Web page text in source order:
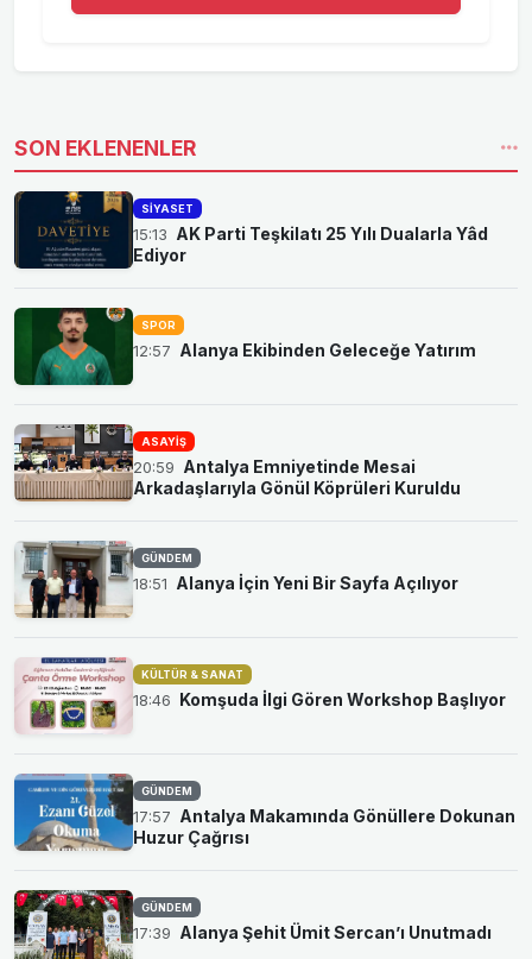
SON EKLENENLER
SIYASET
15:13
Ediyor
SPOR
12:57 Alanya Ekibinden Geleceğe Yatırım
ASAYIŞ
20:59
Arkadaşlarıyla Gönül Köprüleri Kuruldu
GÜNDEM
18:51 Alanya İçin Yeni Bir Sayfa Açılıyor
KÜLTÜR & SANAT
18:46 Komşuda İlgi Gören Workshop Başlıyor
GÜNDEM
17:57
Huzur Çağrısı
GÜNDEM
17:39 Alanya Şehit Ümit Sercan’ı Unutmadı